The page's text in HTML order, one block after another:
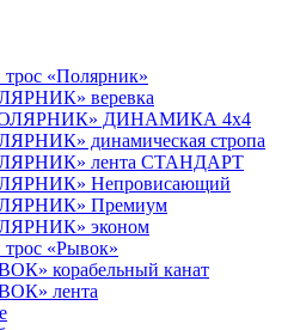
«Полярник»
веревка
ДИНАМИКА 4х4
динамическая стропа
лента СТАНДАРТ
Непровисающий
Премиум
эконом
«Рывок»
корабельный канат
лента